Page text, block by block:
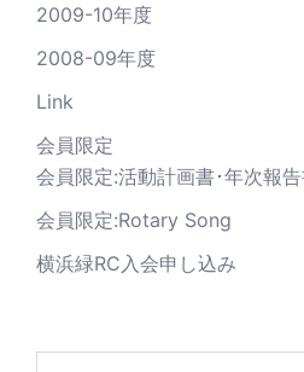
2009-10年度
2008-09年度
Link
会員限定
会員限定:活動計画書･年次報
会員限定:Rotary Song
横浜緑RC入会申し込み